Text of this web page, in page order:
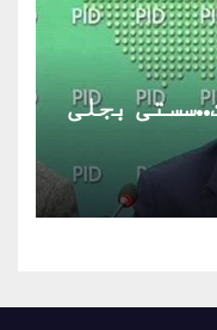
بجلی